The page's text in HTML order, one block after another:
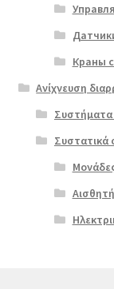
Краны
Ανίχνευση
Συστατικά